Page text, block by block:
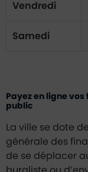
Vendredi
Samedi
Payez en ligne
public
La ville se dote
générale des
de se déplacer
buraliste ou